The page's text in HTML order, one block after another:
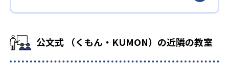
公文式 （くもん・KUMON）の近隣の教室